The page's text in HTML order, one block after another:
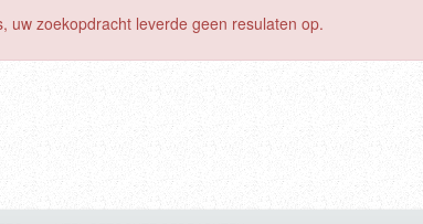
uw zoekopdracht leverde geen resulaten op.